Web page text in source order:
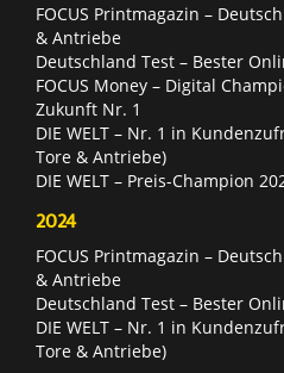
FOCUS Printmagazin –
& Antriebe
Deutschland Test – Bester
FOCUS Money – Digital
Zukunft Nr. 1
DIE WELT – Nr. 1 in
Tore & Antriebe)
DIE WELT – Preis-Champion
2024
FOCUS Printmagazin –
& Antriebe
Deutschland Test – Bester
DIE WELT – Nr. 1 in
Tore & Antriebe)